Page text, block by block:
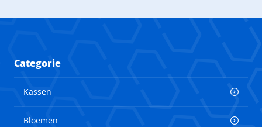
Categorie
Kassen
Bloemen